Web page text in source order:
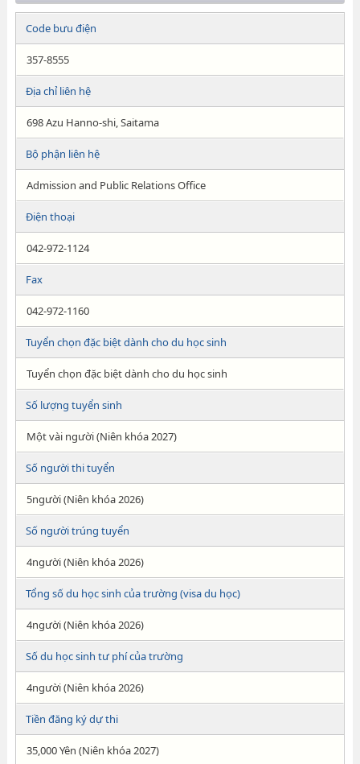
Code bưu điện
357-8555
Địa chỉ liên hệ
698 Azu Hanno-shi, Saitama
Bộ phận liên hệ
Admission and Public Relations Office
Điện thoại
042-972-1124
Fax
042-972-1160
Tuyển chọn đặc biệt dành cho du học sinh
Tuyển chọn đặc biệt dành cho du học sinh
Số lượng tuyển sinh
Một vài người (Niên khóa 2027)
Số người thi tuyển
5người (Niên khóa 2026)
Số người trúng tuyển
4người (Niên khóa 2026)
Tổng số du học sinh của trường (visa du học)
4người (Niên khóa 2026)
Số du học sinh tư phí của trường
4người (Niên khóa 2026)
Tiền đăng ký dự thi
35,000 Yên (Niên khóa 2027)